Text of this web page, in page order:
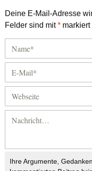
Deine E-Mail-Adresse
Felder sind mit* markiert
Ihre Argumente,